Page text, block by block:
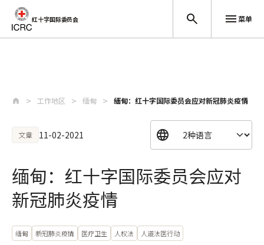
红十字国际委员会 菜单
工作地区 缅甸 缅甸：红十字国际委员会应对新冠肺炎疫情
文章 11-02-2021
缅甸：红十字国际委员会应对
新冠肺炎疫情
缅甸 新冠肺炎疫情 医疗卫生 人权法 人道法医行动